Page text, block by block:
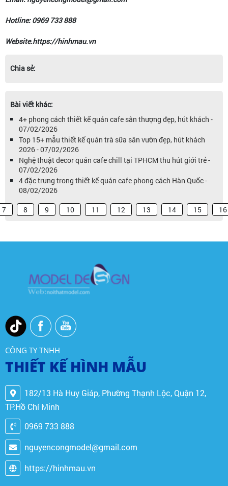
Hotline: 0969 733 888
Website.https://hinhmau.vn
Chia sẻ:
Bài viết khác:
4+ phong cách thiết kế quán cafe sân thượng đẹp, hút khách -
07/02/2026
Top 15+ mẫu thiết kế quán trà sữa sân vườn đẹp, hút khách
2026 - 07/02/2026
Nghệ thuật decor quán cafe chill tại TPHCM thu hút giới trẻ -
07/02/2026
4 đặc trưng trong thiết kế quán cafe phong cách Hàn Quốc -
08/02/2026
7 8 9 10 11 12 13 14 15 16
CÔNG TY TNHH
THIẾT KẾ HÌNH MẪU
182/13 Hà Huy Giáp, Phường Thạnh Lộc, Quận 12,
TP.Hồ Chí Minh
0969 733 888
nguyencongmodel@gmail.com
https://hinhmau.vn